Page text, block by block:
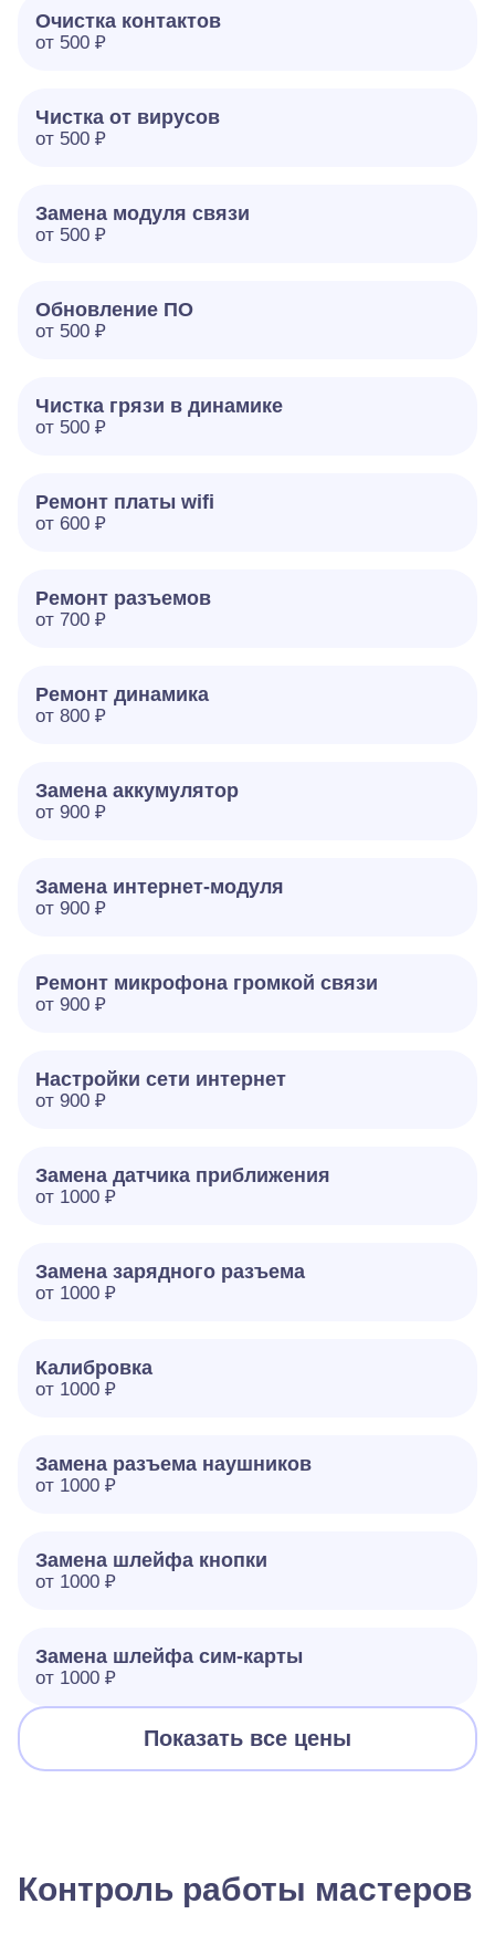
Очистка контактов
от 500 ₽
Чистка от вирусов
от 500 ₽
Замена модуля связи
от 500 ₽
Обновление ПО
от 500 ₽
Чистка грязи в динамике
от 500 ₽
Ремонт платы wifi
от 600 ₽
Ремонт разъемов
от 700 ₽
Ремонт динамика
от 800 ₽
Замена аккумулятор
от 900 ₽
Замена интернет-модуля
от 900 ₽
Ремонт микрофона громкой связи
от 900 ₽
Настройки сети интернет
от 900 ₽
Замена датчика приближения
от 1000 ₽
Замена зарядного разъема
от 1000 ₽
Калибровка
от 1000 ₽
Замена разъема наушников
от 1000 ₽
Замена шлейфа кнопки
от 1000 ₽
Замена шлейфа сим-карты
от 1000 ₽
Показать все цены
Контроль работы мастеров